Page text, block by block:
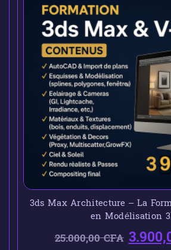
3ds Max Architecture – La
en Modélisation
25.000,00CFA